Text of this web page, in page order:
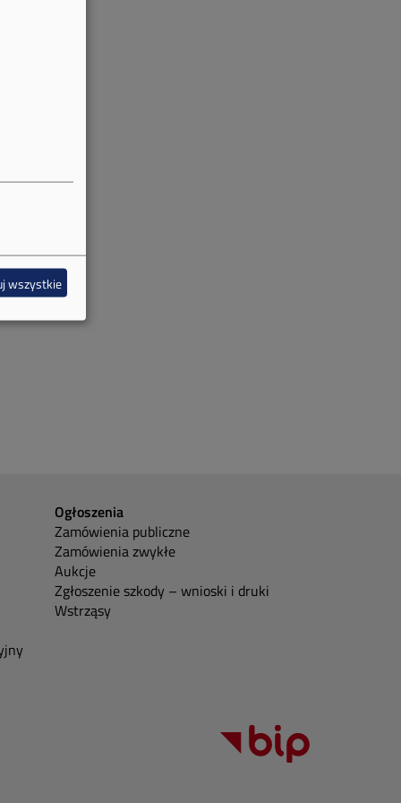
Ogłoszenia
Zamówienia publiczne
Zamówienia zwykłe
Aukcje
Zgłoszenie szkody – wnioski i druki
Wstrząsy
wszystkie